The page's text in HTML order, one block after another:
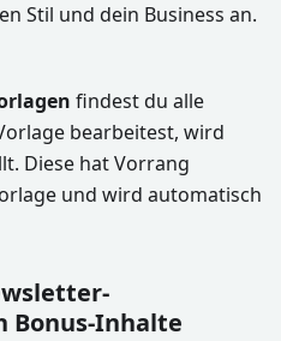
Stil und dein Business an.
findest du alle
bearbeitest, wird
Diese hat Vorrang
und wird automatisch
Bonus-Inhalte